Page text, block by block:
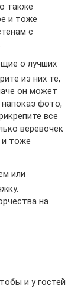
также
и тоже
с
о лучших
из них те,
он может
фото,
все
веревочек
тоже
или
на
и у гостей